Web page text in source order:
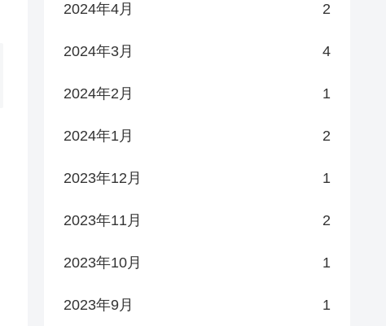
2024年4月 2
2024年3月 4
2024年2月 1
2024年1月 2
2023年12月 1
2023年11月 2
2023年10月 1
2023年9月 1